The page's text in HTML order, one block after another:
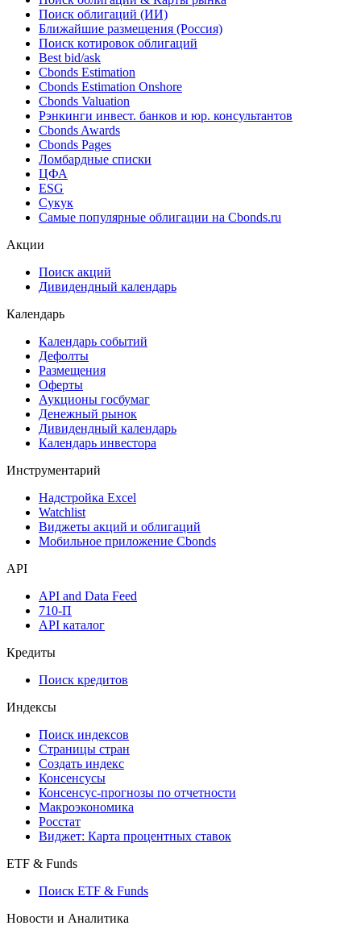
Поиск облигаций (ИИ)
Ближайшие размещения (Россия)
Поиск котировок облигаций
Best bid/ask
Cbonds Estimation
Cbonds Estimation Onshore
Cbonds Valuation
Рэнкинги инвест. банков и юр. консультантов
Cbonds Awards
Cbonds Pages
Ломбардные списки
ЦФА
ESG
Сукук
Самые популярные облигации на Cbonds.ru
Акции
Поиск акций
Дивидендный календарь
Календарь
Календарь событий
Дефолты
Размещения
Оферты
Аукционы госбумаг
Денежный рынок
Дивидендный календарь
Календарь инвестора
Инструментарий
Надстройка Excel
Watchlist
Виджеты акций и облигаций
Мобильное приложение Cbonds
API
API and Data Feed
710-П
API каталог
Кредиты
Поиск кредитов
Индексы
Поиск индексов
Страницы стран
Создать индекс
Консенсусы
Консенсус-прогнозы по отчетности
Макроэкономика
Росстат
Виджет: Карта процентных ставок
ETF & Funds
Поиск ETF & Funds
Новости и Аналитика